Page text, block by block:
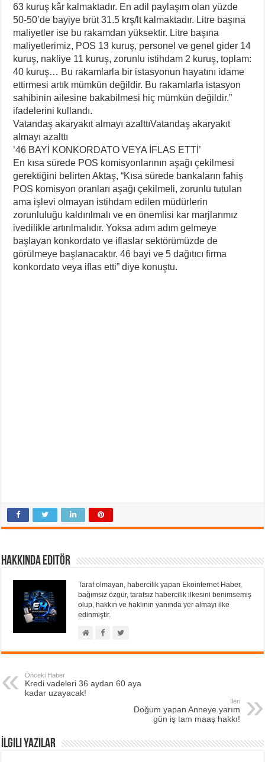
63 kuruş kâr kalmaktadır. En adil paylaşım olan yüzde
50-50’de bayiye brüt 31.5 krş/lt kalmaktadır. Litre başına
maliyetler ise bu rakamdan yüksektir. Litre başına
maliyetlerimiz, POS 13 kuruş, personel ve genel gider 14
kuruş, nakliye 11 kuruş, zorunlu istihdam 2 kuruş, toplam:
40 kuruş… Bu rakamlarla bir istasyonun hayatını idame
ettirmesi artık mümkün değildir. Bu rakamlarla istasyon
sahibinin ailesine bakabilmesi hiç mümkün değildir.”
ifadelerini kullandı.
Vatandaş akaryakıt almayı azalttıVatandaş akaryakıt
almayı azalttı
’46 BAYİ KONKORDATO VEYA İFLAS ETTİ’
En kısa sürede POS komisyonlarının aşağı çekilmesi
gerektiğini belirten Aktaş, “Kısa sürede bankaların fahiş
POS komisyon oranları aşağı çekilmeli, zorunlu tutulan
ama işlevi olmayan istihdam edilen müdürlerin
zorunluluğu kaldırılmalı ve en önemlisi kar marjlarımız
ivedilikle artırılmalıdır. Yoksa adım adım gelmeye
başlayan konkordato ve iflaslar sektörümüzde de
görülmeye başlanacaktır. 46 bayi ve 5 dağıtıcı firma
konkordato veya iflas etti” diye konuştu.
Hakkında Editör
Taraf olmayan, habercilik yapan Ekointernet Haber,
bağımsız özgür, tarafsız habercilik ilkesini benimsemiş
olup, hakkın ve haklının yanında yer almayı ilke
edinmiştir.
Önceki Haber
Kredi vadeleri 36 aydan 60 aya
kadar uzayacak!
İleri
Doğum yapan Anneye yarım
gün iş tam maaş hakkı!
İlgili Yazılar